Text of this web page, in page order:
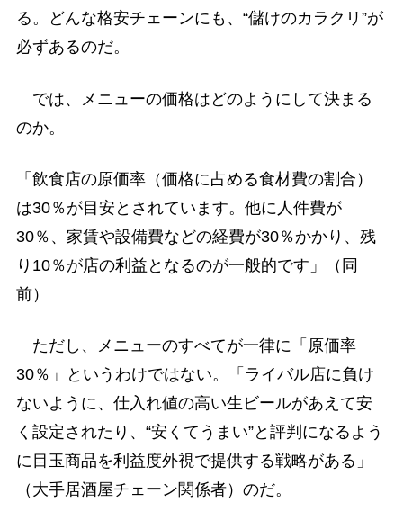
る。どんな格安チェーンにも、“儲けのカラクリ”が
必ずあるのだ。
では、メニューの価格はどのようにして決まる
のか。
「飲食店の原価率（価格に占める食材費の割合）
は30％が目安とされています。他に人件費が
30％、家賃や設備費などの経費が30％かかり、残
り10％が店の利益となるのが一般的です」（同
前）
ただし、メニューのすべてが一律に「原価率
30％」というわけではない。「ライバル店に負け
ないように、仕入れ値の高い生ビールがあえて安
く設定されたり、“安くてうまい”と評判になるよう
に目玉商品を利益度外視で提供する戦略がある」
（大手居酒屋チェーン関係者）のだ。